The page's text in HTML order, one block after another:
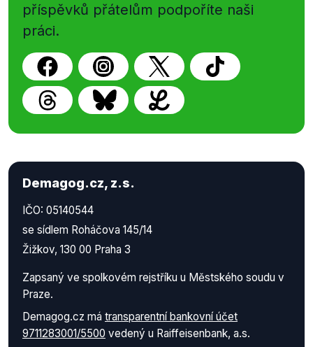
příspěvků přátelům podpoříte naši
práci.
Demagog.cz, z.s.
IČO: 05140544
se sídlem Roháčova 145/14
Žižkov, 130 00 Praha 3
Zapsaný ve spolkovém rejstříku u Městského soudu v
Praze.
Demagog.cz má transparentní bankovní účet
9711283001/5500 vedený u Raiffeisenbank, a.s.